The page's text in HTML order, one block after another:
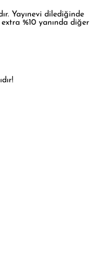
Yayınevi dilediğinde
%10 yanında diğer